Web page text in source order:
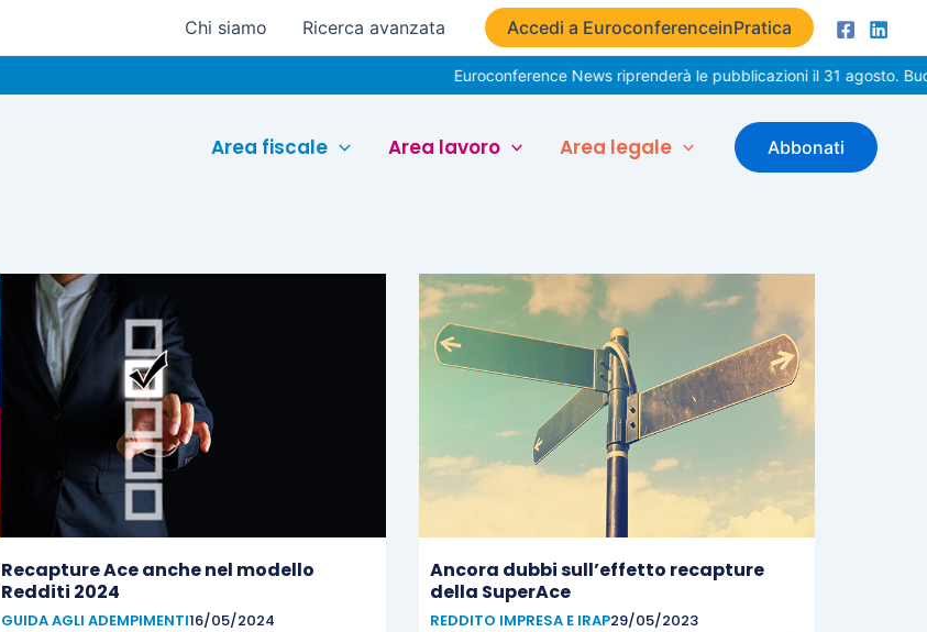
Chi siamo Ricerca avanzata Accedi a EuroconferenceinPratica
Euroconference News riprenderà le pubblicazioni il 31 agosto. Buone
Area fiscale Area lavoro Area legale Abbonati
Recapture Ace anche nel modello
Redditi 2024
GUIDA AGLI ADEMPIMENTI16/05/2024
Ancora dubbi sull’effetto recapture
della SuperAce
REDDITO IMPRESA E IRAP29/05/2023